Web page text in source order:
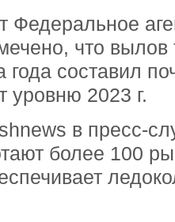
Федеральное
что
года составил
уровню 2023 г.
в пресс-
более 100